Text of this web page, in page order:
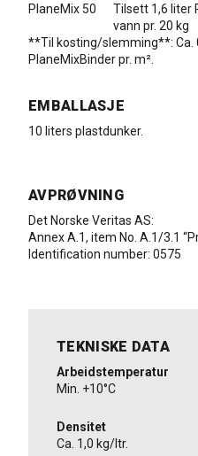
PlaneMix 50
Tilsett 1,6 liter
vann pr. 20 kg
**Til kosting/slemming**: Ca.
PlaneMixBinder pr. m².
EMBALLASJE
10 liters plastdunker.
AVPRØVNING
Det Norske Veritas AS:
Annex A.1, item No. A.1/3.1
Identification number: 0575
TEKNISKE DATA
Arbeidstemperatur
Min. +10°C
Densitet
Ca. 1,0 kg/ltr.